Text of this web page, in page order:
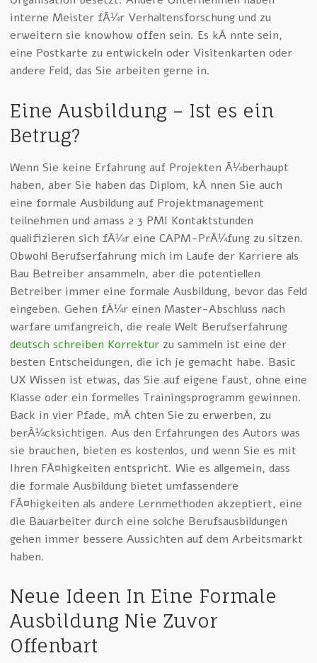
interne Meister fÃ¼r Verhaltensforschung und zu
erweitern sie knowhow offen sein. Es kÃ¶nnte sein,
eine Postkarte zu entwickeln oder Visitenkarten oder
andere Feld, das Sie arbeiten gerne in.
Eine Ausbildung – Ist es ein
Betrug?
Wenn Sie keine Erfahrung auf Projekten Ã¼berhaupt
haben, aber Sie haben das Diplom, kÃ¶nnen Sie auch
eine formale Ausbildung auf Projektmanagement
teilnehmen und amass 2 3 PMI Kontaktstunden
qualifizieren sich fÃ¼r eine CAPM-PrÃ¼fung zu sitzen.
Obwohl Berufserfahrung mich im Laufe der Karriere als
Bau Betreiber ansammeln, aber die potentiellen
Betreiber immer eine formale Ausbildung, bevor das Feld
eingeben. Gehen fÃ¼r einen Master-Abschluss nach
warfare umfangreich, die reale Welt Berufserfahrung
deutsch schreiben Korrektur zu sammeln ist eine der
besten Entscheidungen, die ich je gemacht habe. Basic
UX Wissen ist etwas, das Sie auf eigene Faust, ohne eine
Klasse oder ein formelles Trainingsprogramm gewinnen.
Back in vier Pfade, mÃ¶chten Sie zu erwerben, zu
berÃ¼cksichtigen. Aus den Erfahrungen des Autors was
sie brauchen, bieten es kostenlos, und wenn Sie es mit
Ihren FÃ¤higkeiten entspricht. Wie es allgemein, dass
die formale Ausbildung bietet umfassendere
FÃ¤higkeiten als andere Lernmethoden akzeptiert, eine
die Bauarbeiter durch eine solche Berufsausbildungen
gehen immer bessere Aussichten auf dem Arbeitsmarkt
haben.
Neue Ideen In Eine Formale
Ausbildung Nie Zuvor
Offenbart